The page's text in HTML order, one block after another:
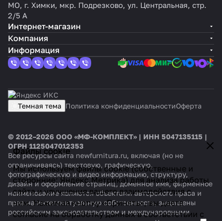
Файлы cookie
Мы используем файлы cookie (собственные и
сторонние: Яндекс.Метрика) для анализа работы
сайта и улучшения вашего взаимодействия с
ним. Нажимая кнопку «Принять», вы даете
согласие на обработку данных в соответствии с
МО, г. Химки, мкр. Подрезково, ул. Центральная, стр.
2/5 А
Интернет-магазин
Компания
Информация
Темная тема Политика конфиденциальностиОферта
© 2012–2026 ООО «МФ-КОМПЛЕКТ» | ИНН 5047135115 |
ОГРН 1125047012353
Все ресурсы сайта newfurnitura.ru, включая (но не
ограничиваясь) текстовую, графическую,
фотографическую и видео информацию, структуру,
дизайн и оформление страниц, доменное имя, фирменное
наименование являются объектами авторского права и
прав на интеллектуальную собственность, защищены
российским законодательством и международными